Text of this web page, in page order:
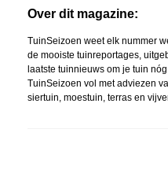
Over dit magazine:
TuinSeizoen weet elk nummer
de mooiste tuinreportages,
laatste tuinnieuws om je tuin
TuinSeizoen vol met adviezen
siertuin, moestuin, terras en